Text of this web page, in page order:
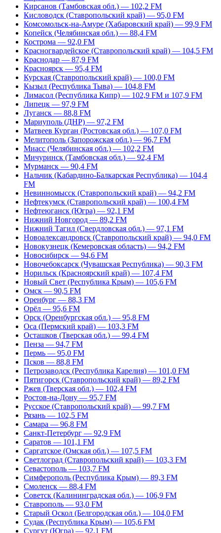
Кирсанов (Тамбовская обл.) — 102,2 FM
Кисловодск (Ставропольский край) — 95,0 FM
Комсомольск-на-Амуре (Хабаровский край) — 99,9 FM
Копейск (Челябинская обл.) — 88,4 FM
Кострома — 92,0 FM
Красногвардейское (Ставропольский край) — 104,5 FM
Краснодар — 87,9 FM
Красноярск — 95,4 FM
Курская (Ставропольский край) — 100,0 FM
Кызыл (Республика Тыва) — 104,8 FM
Лимасол (Республика Кипр) — 102,9 FM и 107,9 FM
Липецк — 97,9 FM
Луганск — 88,8 FM
Мариуполь (ДНР) — 97,2 FM
Матвеев Курган (Ростовская обл.) — 107,0 FM
Мелитополь (Запорожская обл.) — 96,7 FM
Миасс (Челябинская обл.) — 102,2 FM
Мичуринск (Тамбовская обл.) — 92,4 FM
Мурманск — 90,4 FM
Нальчик (Кабардино-Балкарская Республика) — 104,4
FM
Невинномысск (Ставропольский край) — 94,2 FM
Нефтекумск (Ставропольский край) — 100,4 FM
Нефтеюганск (Югра) — 92,1 FM
Нижний Новгород — 89,2 FM
Нижний Тагил (Свердловская обл.) — 97,1 FM
Новоалександровск (Ставропольский край) — 94,0 FM
Новокузнецк (Кемеровская область) — 94,2 FM
Новосибирск — 94,6 FM
Новочебоксарск (Чувашская Республика) — 90,3 FM
Норильск (Красноярский край) — 107,4 FM
Новый Свет (Республика Крым) — 105,6 FM
Омск — 90,5 FM
Оренбург — 88,3 FM
Орёл — 95,6 FM
Орск (Оренбургская обл.) — 95,8 FM
Оса (Пермский край) — 103,3 FM
Осташков (Тверская обл.) — 99,4 FM
Пенза — 94,7 FM
Пермь — 95,0 FM
Псков — 88,8 FM
Петрозаводск (Республика Карелия) — 101,0 FM
Пятигорск (Ставропольский край) — 89,2 FM
Ржев (Тверская обл.) — 102,4 FM
Ростов-на-Дону — 95,7 FM
Русское (Ставропольский край) — 99,7 FM
Рязань — 102,5 FM
Самара — 96,8 FM
Санкт-Петербург — 92,9 FM
Саратов — 101,1 FM
Саргатское (Омская обл.) — 107,5 FM
Светлоград (Ставропольский край) — 103,3 FM
Севастополь — 103,7 FM
Симферополь (Республика Крым) — 89,3 FM
Смоленск — 88,4 FM
Советск (Калининградская обл.) — 106,9 FM
Ставрополь — 93,0 FM
Старый Оскол (Белгородская обл.) — 104,0 FM
Судак (Республика Крым) — 105,6 FM
Сургут (Югра) — 92,1 FM